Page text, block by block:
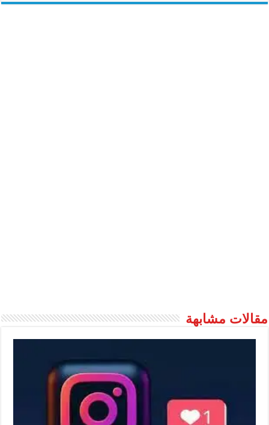
مقالات مشابهة